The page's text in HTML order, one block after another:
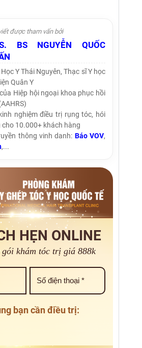
được tham vấn bởi
BS NGUYỄN QUỐC
Y Thái Nguyên, Thạc sĩ Y học
Quân Y
Hiệp hội ngoại khoa phục hồi
nghiệm điều trị rụng tóc, hói
10.000+ khách hàng
thông vinh danh: Báo VOV,
,...
HẸN ONLINE
gói khám tóc trị giá 888k
bạn cần điều trị: